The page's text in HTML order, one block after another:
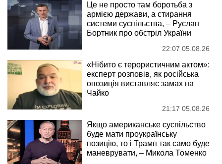
Це не просто там боротьба з
армією держави, а стирання
системи суспільства, – Руслан
Бортник про обстріл України
22:07 05.08.26
«Нібито є терористичним актом»:
експерт розповів, як російська
опозиція виставляє замах на
Чайко
21:17 05.08.26
Якщо американське суспільство
буде мати проукраїнську
позицію, то і Трамп так само буде
маневрувати, – Микола Томенко